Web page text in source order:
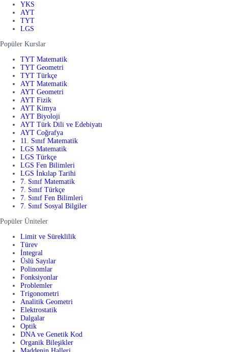
YKS
AYT
TYT
LGS
Popüler Kurslar
TYT Matematik
TYT Geometri
TYT Türkçe
AYT Matematik
AYT Geometri
AYT Fizik
AYT Kimya
AYT Biyoloji
AYT Türk Dili ve Edebiyatı
AYT Coğrafya
11. Sınıf Matematik
LGS Matematik
LGS Türkçe
LGS Fen Bilimleri
LGS İnkılap Tarihi
7. Sınıf Matematik
7. Sınıf Türkçe
7. Sınıf Fen Bilimleri
7. Sınıf Sosyal Bilgiler
Popüler Üniteler
Limit ve Süreklilik
Türev
İntegral
Üslü Sayılar
Polinomlar
Fonksiyonlar
Problemler
Trigonometri
Analitik Geometri
Elektrostatik
Dalgalar
Optik
DNA ve Genetik Kod
Organik Bileşikler